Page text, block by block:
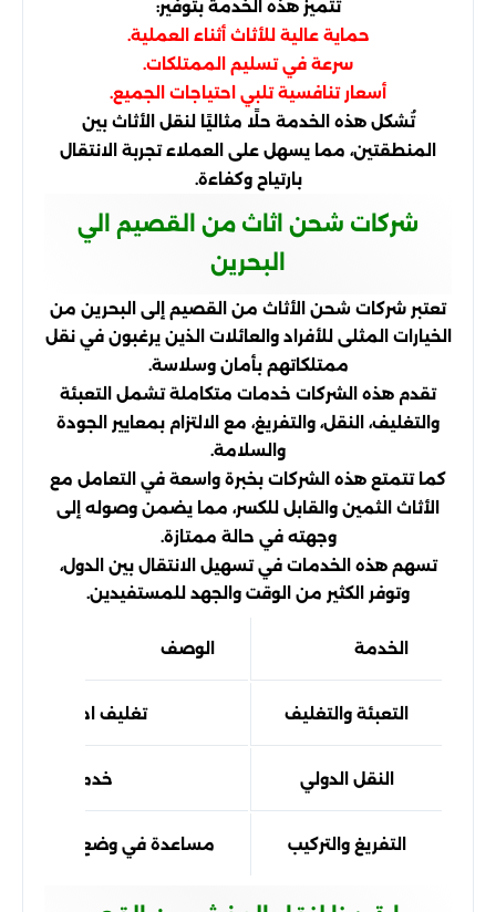
تتميز هذه الخدمة بتوفير:
حماية عالية للأثاث أثناء العملية.
سرعة في تسليم الممتلكات.
أسعار تنافسية تلبي احتياجات الجميع.
تُشكل هذه الخدمة حلًا مثاليًا لنقل الأثاث بين
المنطقتين، مما يسهل على العملاء تجربة الانتقال
بارتياح وكفاءة.
شركات شحن اثاث من القصيم الي
البحرين
تعتبر شركات شحن الأثاث من القصيم إلى البحرين من
الخيارات المثلى للأفراد والعائلات الذين يرغبون في نقل
ممتلكاتهم بأمان وسلاسة.
تقدم هذه الشركات خدمات متكاملة تشمل التعبئة
والتغليف، النقل، والتفريغ، مع الالتزام بمعايير الجودة
والسلامة.
كما تتمتع هذه الشركات بخبرة واسعة في التعامل مع
الأثاث الثمين والقابل للكسر، مما يضمن وصوله إلى
وجهته في حالة ممتازة.
تسهم هذه الخدمات في تسهيل الانتقال بين الدول،
وتوفر الكثير من الوقت والجهد للمستفيدين.
الخدمة الوصف
التعبئة والتغليف تغليف احترافي
النقل الدولي خدمات نقل
التفريغ والتركيب مساعدة في وضع الأثاث في